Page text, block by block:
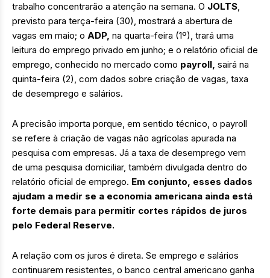
trabalho concentrarão a atenção na semana. O JOLTS,
previsto para terça-feira (30), mostrará a abertura de
vagas em maio; o ADP, na quarta-feira (1º), trará uma
leitura do emprego privado em junho; e o relatório oficial de
emprego, conhecido no mercado como payroll, sairá na
quinta-feira (2), com dados sobre criação de vagas, taxa
de desemprego e salários.
A precisão importa porque, em sentido técnico, o payroll
se refere à criação de vagas não agrícolas apurada na
pesquisa com empresas. Já a taxa de desemprego vem
de uma pesquisa domiciliar, também divulgada dentro do
relatório oficial de emprego. Em conjunto, esses dados
ajudam a medir se a economia americana ainda está
forte demais para permitir cortes rápidos de juros
pelo Federal Reserve.
A relação com os juros é direta. Se emprego e salários
continuarem resistentes, o banco central americano ganha